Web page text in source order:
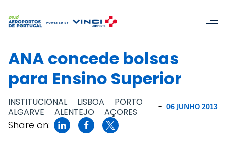
ANA concede bolsas
para Ensino Superior
INSTITUCIONAL LISBOA
PORTO
ALGARVE
ALENTEJO AÇORES - 06 JUNHO 2013
Share on: